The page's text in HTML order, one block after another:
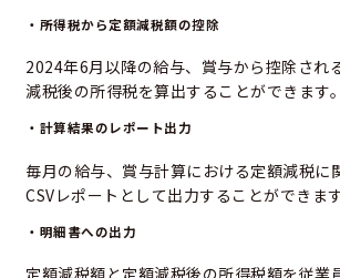
・所得税から定額減税額の控除
2024年6月以降の給与、賞与から控除され
減税後の所得税を算出することができます。
・計算結果のレポート出力
毎月の給与、賞与計算における定額減税に
CSVレポートとして出力することができます
・明細書への出力